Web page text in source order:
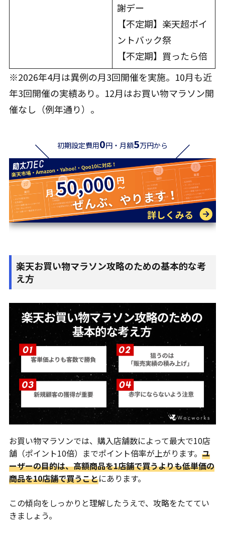
謝デー
【不定期】楽天超ポイ
ントバック祭
【不定期】買ったら倍
※2026年4月は異例の月3回開催を実施。10月も近
年3回開催の実績あり。12月はお買い物マラソン開
催なし（例年通り）。
初期設定費用0円・月額5万円から
楽天お買い物マラソン攻略のための基本的な考
え方
お買い物マラソンでは、購入店舗数によって最大で10店
舗（ポイント10倍）までポイント倍率が上がります。ユ
ーザーの目的は、高額商品を1店舗で買うよりも低単価の
商品を10店舗で買うことにあります。
この傾向をしっかりと理解したうえで、攻略をたててい
きましょう。